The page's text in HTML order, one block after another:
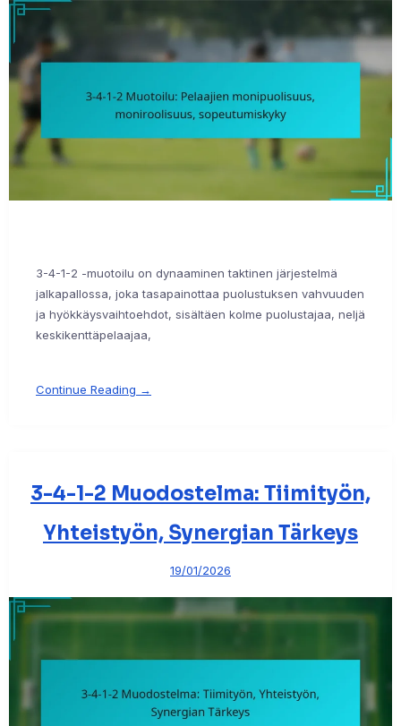
3-4-1-2 -muotoilu on dynaaminen taktinen järjestelmä
jalkapallossa, joka tasapainottaa puolustuksen vahvuuden
ja hyökkäysvaihtoehdot, sisältäen kolme puolustajaa, neljä
keskikenttäpelaajaa,
Continue Reading →
3-4-1-2 Muodostelma: Tiimityön,
Yhteistyön, Synergian Tärkeys
19/01/2026